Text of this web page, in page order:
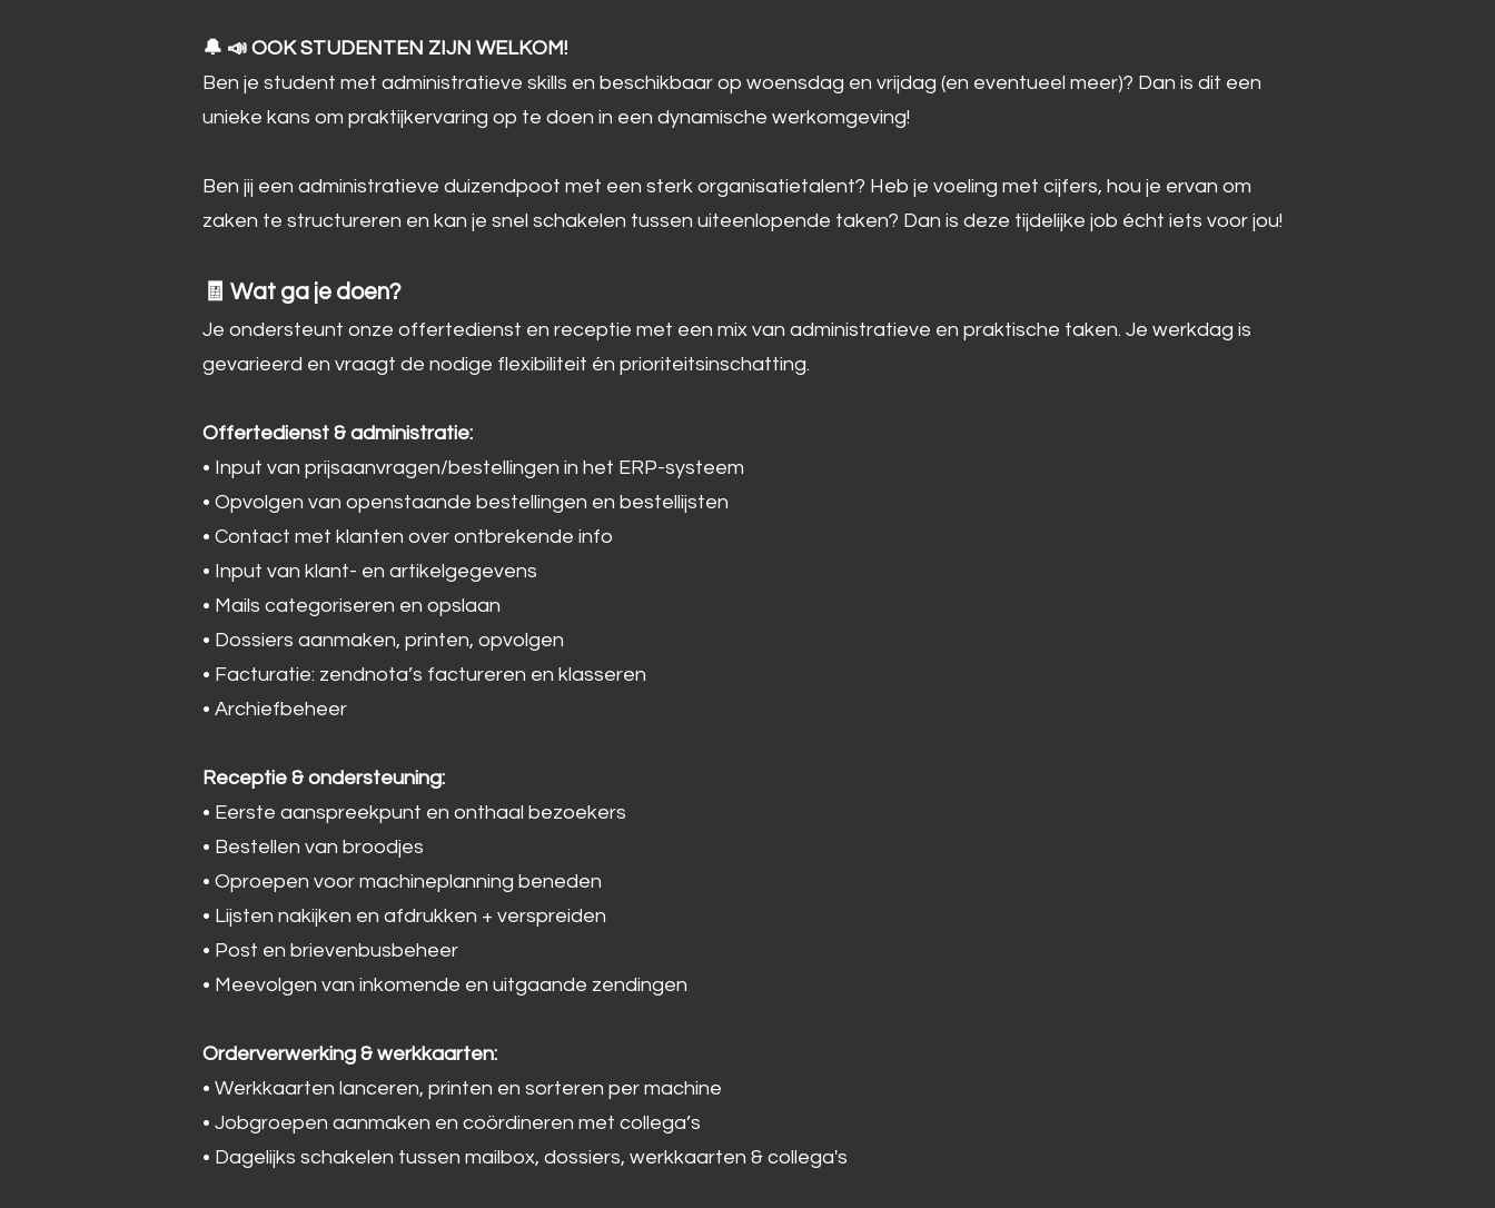
🔔 📣 OOK STUDENTEN ZIJN WELKOM!
Ben je student met administratieve skills en beschikbaar op woensdag en vrijdag (en eventueel meer)? Dan is dit een
unieke kans om praktijkervaring op te doen in een dynamische werkomgeving!
Ben jij een administratieve duizendpoot met een sterk organisatietalent? Heb je voeling met cijfers, hou je ervan om
zaken te structureren en kan je snel schakelen tussen uiteenlopende taken? Dan is deze tijdelijke job écht iets voor jou!
🧾 Wat ga je doen?
Je ondersteunt onze offertedienst en receptie met een mix van administratieve en praktische taken. Je werkdag is
gevarieerd en vraagt de nodige flexibiliteit én prioriteitsinschatting.
Offertedienst & administratie:
• Input van prijsaanvragen/bestellingen in het ERP-systeem
• Opvolgen van openstaande bestellingen en bestellijsten
• Contact met klanten over ontbrekende info
• Input van klant- en artikelgegevens
• Mails categoriseren en opslaan
• Dossiers aanmaken, printen, opvolgen
• Facturatie: zendnota’s factureren en klasseren
• Archiefbeheer
Receptie & ondersteuning:
• Eerste aanspreekpunt en onthaal bezoekers
• Bestellen van broodjes
• Oproepen voor machineplanning beneden
• Lijsten nakijken en afdrukken + verspreiden
• Post en brievenbusbeheer
• Meevolgen van inkomende en uitgaande zendingen
Orderverwerking & werkkaarten:
• Werkkaarten lanceren, printen en sorteren per machine
• Jobgroepen aanmaken en coördineren met collega’s
• Dagelijks schakelen tussen mailbox, dossiers, werkkaarten & collega's